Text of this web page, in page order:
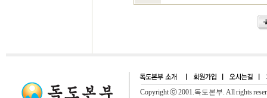
Copyright ⓒ 2001.독도본부. All rights